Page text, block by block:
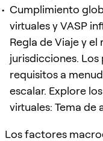
Cumplimiento
virtuales y VASP
Regla de Viaje y
jurisdicciones.
requisitos a
escalar. Explore
virtuales: Tema de
Los factores